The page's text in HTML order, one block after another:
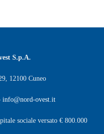
S.p.A.
12100 Cuneo
info@nord-ovest.it
sociale versato € 800.000